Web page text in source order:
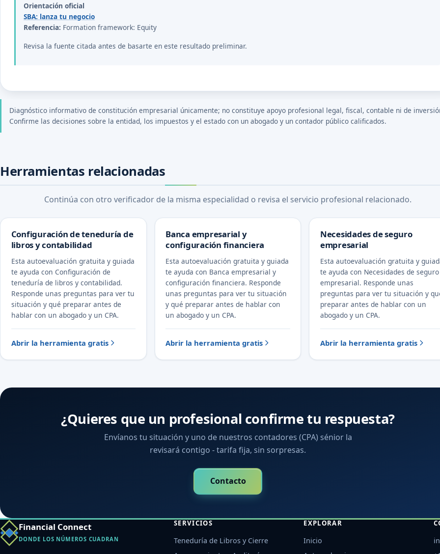
Orientación oficial
SBA: lanza tu negocio
Referencia: Formation framework: Equity
Revisa la fuente citada antes de basarte en este resultado preliminar.
Diagnóstico informativo de constitución empresarial únicamente; no constituye apoyo profesional legal, fiscal, contable ni de
Confirme las decisiones sobre la entidad, los impuestos y el estado con un abogado y un contador público calificados.
Herramientas relacionadas
Continúa con otro verificador de la misma especialidad o revisa el servicio profesional relacionado.
Configuración de teneduría de
libros y contabilidad
Esta autoevaluación gratuita y guiada
te ayuda con Configuración de
teneduría de libros y contabilidad.
Responde unas preguntas para ver tu
situación y qué preparar antes de
hablar con un abogado y un CPA.
Abrir la herramienta gratis
Banca empresarial y
configuración financiera
Esta autoevaluación gratuita y guiada
te ayuda con Banca empresarial y
configuración financiera. Responde
unas preguntas para ver tu situación
y qué preparar antes de hablar con
un abogado y un CPA.
Abrir la herramienta gratis
Necesidades de seguro
empresarial
Esta autoevaluación gratuita y
te ayuda con Necesidades de seguro
empresarial. Responde unas
preguntas para ver tu situación y
preparar antes de hablar con un
abogado y un CPA.
Abrir la herramienta gratis
¿Quieres que un profesional confirme tu respuesta?
Envíanos tu situación y uno de nuestros contadores (CPA) sénior la
revisará contigo - tarifa fija, sin sorpresas.
Contacto
Financial Connect
DONDE LOS NÚMEROS CUADRAN
SERVICIOS
Teneduría de Libros y Cierre
EXPLORAR
Inicio